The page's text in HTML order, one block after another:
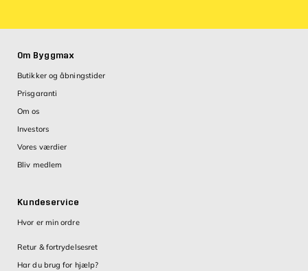
Om Byggmax
Butikker og åbningstider
Prisgaranti
Om os
Investors
Vores værdier
Bliv medlem
Kundeservice
Hvor er min ordre
Retur & fortrydelsesret
Har du brug for hjælp?